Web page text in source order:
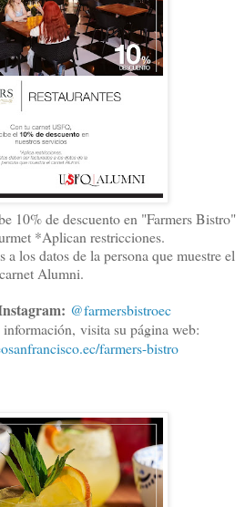
10% de descuento en "Farmers Bistro"
*Aplican restricciones.
a los datos de la persona que muestre el
carnet Alumni.
@farmersbistroec
información, visita su página web:
farmers-bistro